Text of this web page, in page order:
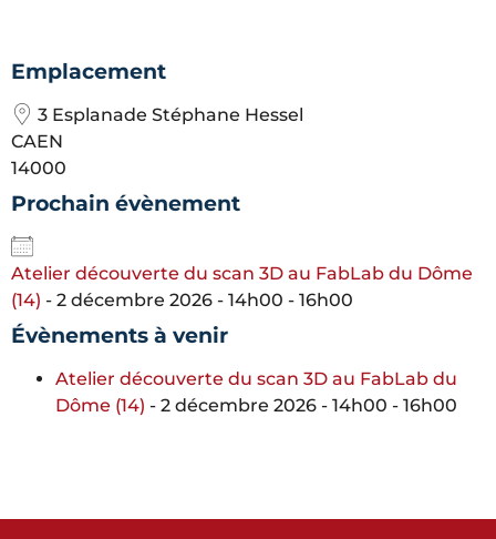
Emplacement
3 Esplanade Stéphane Hessel
CAEN
14000
Prochain évènement
Atelier découverte du scan 3D au FabLab du Dôme
(14) - 2 décembre 2026 - 14h00 - 16h00
Évènements à venir
Atelier découverte du scan 3D au FabLab du
Dôme (14) - 2 décembre 2026 - 14h00 - 16h00